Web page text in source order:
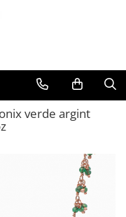
verde argint